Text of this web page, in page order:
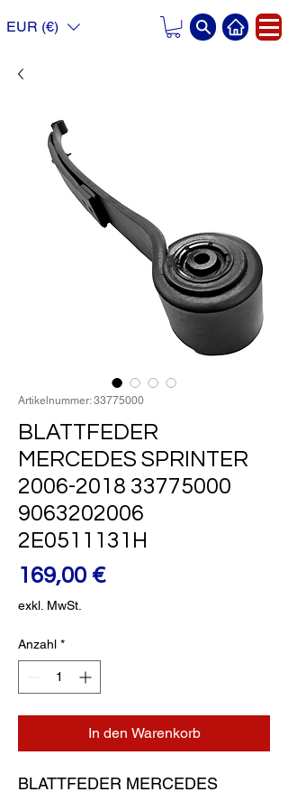
EUR (€)
Artikelnummer: 33775000
BLATTFEDER
MERCEDES SPRINTER
2006-2018 33775000
9063202006
2E0511131H
169,00 €Preis
exkl. MwSt.
Anzahl *
In den Warenkorb
BLATTFEDER MERCEDES